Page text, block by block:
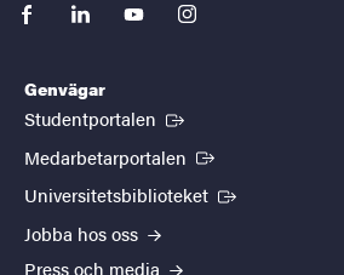
facebooklinkedinyoutubeinstagram
Genvägar
Studentportalen (Extern länk)
Medarbetarportalen (Extern länk)
Universitetsbiblioteket (Extern länk)
Jobba hos oss
Press och media